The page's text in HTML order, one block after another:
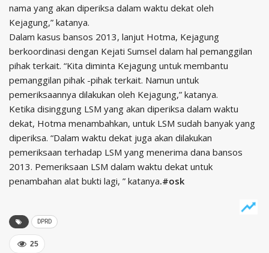
nama yang akan diperiksa dalam waktu dekat oleh
Kejagung,” katanya.
Dalam kasus bansos 2013, lanjut Hotma, Kejagung
berkoordinasi dengan Kejati Sumsel dalam hal pemanggilan
pihak terkait. “Kita diminta Kejagung untuk membantu
pemanggilan pihak -pihak terkait. Namun untuk
pemeriksaannya dilakukan oleh Kejagung,” katanya.
Ketika disinggung LSM yang akan diperiksa dalam waktu
dekat, Hotma menambahkan, untuk LSM sudah banyak yang
diperiksa. “Dalam waktu dekat juga akan dilakukan
pemeriksaan terhadap LSM yang menerima dana bansos
2013. Pemeriksaan LSM dalam waktu dekat untuk
penambahan alat bukti lagi, ” katanya.#osk
DPRD
25